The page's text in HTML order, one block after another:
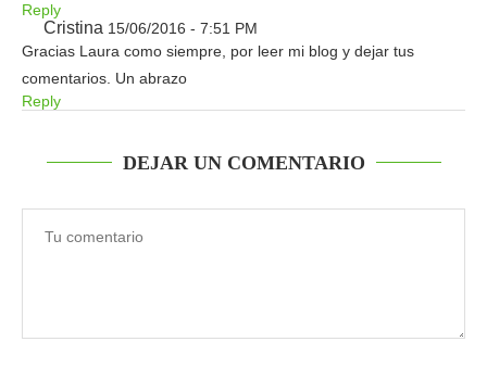
Reply
Cristina 15/06/2016 - 7:51 PM
Gracias Laura como siempre, por leer mi blog y dejar tus
comentarios. Un abrazo
Reply
DEJAR UN COMENTARIO